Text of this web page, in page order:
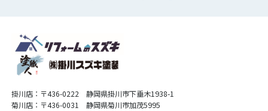
掛川店：〒436-0222 静岡県掛川市下垂木1938-1
菊川店：〒436-0031 静岡県菊川市加茂5995